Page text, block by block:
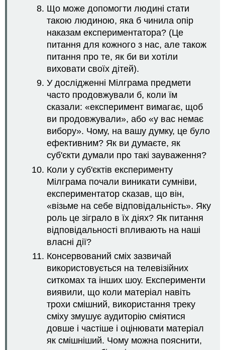
Що може допомогти людині стати
такою людиною, яка б чинила опір
наказам експериментатора? (Це
питання для кожного з нас, але також
питання про те, як би ви хотіли
виховати своїх дітей).
У дослідженні Мілграма предмети
часто продовжували б, коли їм
сказали: «експеримент вимагає, щоб
ви продовжували», або «у вас немає
вибору». Чому, на вашу думку, це було
ефективним? Як ви думаєте, як
суб'єкти думали про такі зауваження?
Коли у суб'єктів експерименту
Мілграма почали виникати сумніви,
експериментатор сказав, що він,
«візьме на себе відповідальність». Яку
роль це зіграло в їх діях? Як питання
відповідальності впливають на наші
власні дії?
Консервований сміх зазвичай
використовується на телевізійних
ситкомах та інших шоу. Експерименти
виявили, що коли матеріал навіть
трохи смішний, використання треку
сміху змушує аудиторію сміятися
довше і частіше і оцінювати матеріал
як смішніший. Чому можна пояснити,